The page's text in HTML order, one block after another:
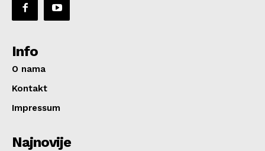
Info
O nama
Kontakt
Impressum
Najnovije